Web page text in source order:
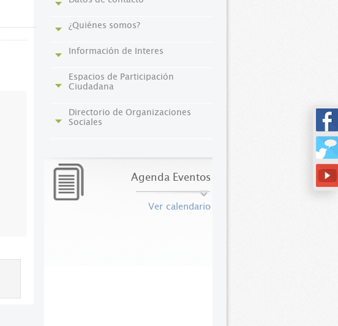
¿Quiénes somos?
Información de Interes
Espacios de Participación
Ciudadana
Directorio de Organizaciones
Sociales
Agenda Eventos
Ver calendario